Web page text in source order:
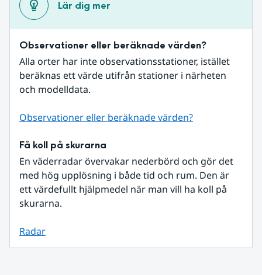
Lär dig mer
Observationer eller beräknade värden?
Alla orter har inte observationsstationer, istället
beräknas ett värde utifrån stationer i närheten
och modelldata.
Observationer eller beräknade värden?
Få koll på skurarna
En väderradar övervakar nederbörd och gör det
med hög upplösning i både tid och rum. Den är
ett värdefullt hjälpmedel när man vill ha koll på
skurarna.
Radar